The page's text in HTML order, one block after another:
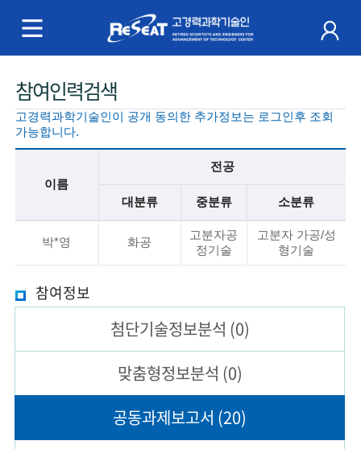
R
e
S
e
고
경
력
학
기
술
인
주
메
뉴
참여인력검색
고경력과학기술인이 공개 동의한 추가정보는 로그인후 조회
가능합니다.
설
이름
전공
대분류 중분류 소분류
박*영 화공
고분자공
정기술
고분자 가공/성
형기술
참여정보
첨단기술정보분석 (0)
맞춤형정보분석 (0)
공동과제보고서 (20)